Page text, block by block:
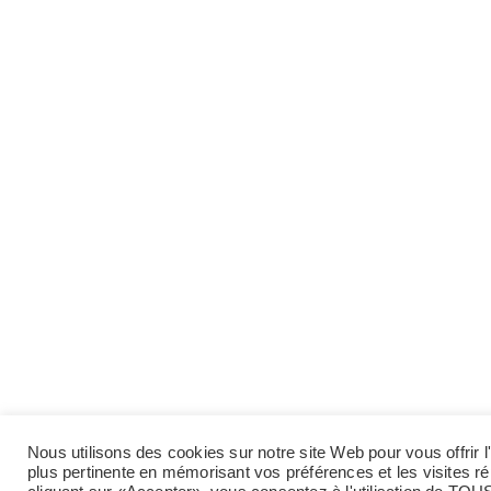
Nous utilisons des cookies sur notre site Web pour vous offrir
plus pertinente en mémorisant vos préférences et les visites